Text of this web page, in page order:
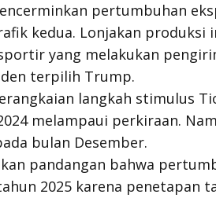
pertumbuhan
kedua. Lonjakan produksi
yang melakukan
terpilih Trump.
langkah stimulus
melampaui perkiraan.
bulan Desember.
pandangan bahwa
2025 karena penetapan